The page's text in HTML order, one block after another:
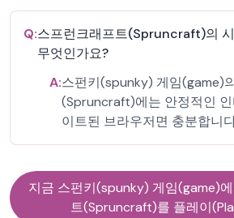
Q:스프런크래프트(Spruncraft)의
무엇인가요?
A:스펀키(spunky) 게임(game)
(Spruncraft)에는 안정적인
이트된 브라우저면 충분합니
지금 스펀키(spunky) 게임(game)
트(Spruncraft)를 플레이